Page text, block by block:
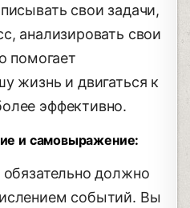
свои задачи,
анализировать свои
помогает
жизнь и двигаться к
эффективно.
и самовыражение:
должно
событий. Вы